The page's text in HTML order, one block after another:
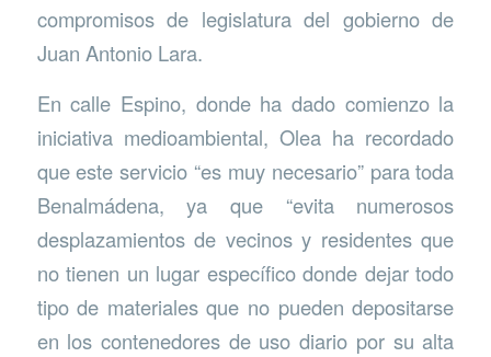
compromisos de legislatura del gobierno de
Juan Antonio Lara.
En calle Espino, donde ha dado comienzo la
iniciativa medioambiental, Olea ha recordado
que este servicio “es muy necesario” para toda
Benalmádena, ya que “evita numerosos
desplazamientos de vecinos y residentes que
no tienen un lugar específico donde dejar todo
tipo de materiales que no pueden depositarse
en los contenedores de uso diario por su alta